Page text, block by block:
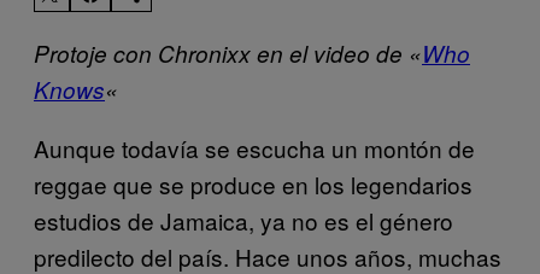
Protoje con Chronixx en el video de «Who
Knows«
Aunque todavía se escucha un montón de
reggae que se produce en los legendarios
estudios de Jamaica, ya no es el género
predilecto del país. Hace unos años, muchas